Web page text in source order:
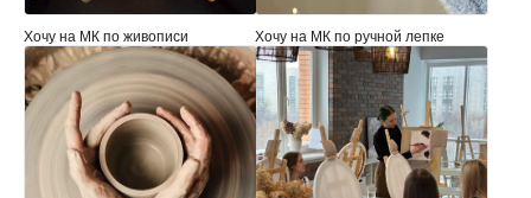
Хочу на МК по живописи Хочу на МК по ручной лепке